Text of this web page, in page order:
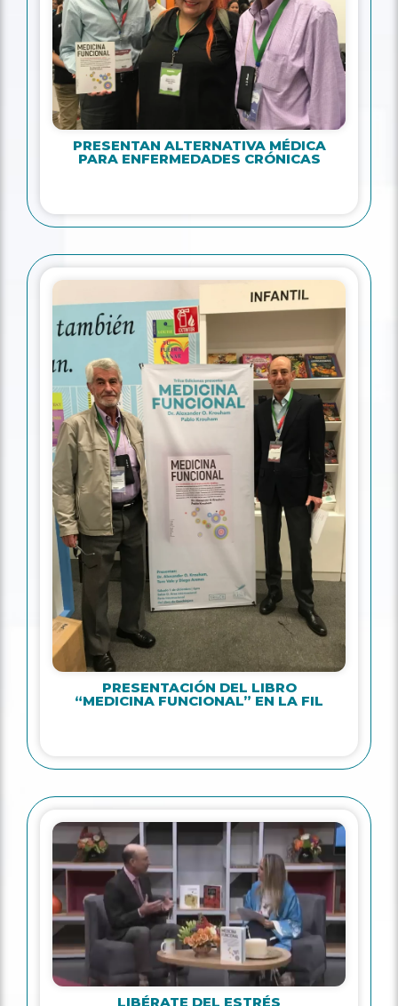
PRESENTAN ALTERNATIVA MÉDICA
PARA ENFERMEDADES CRÓNICAS
PRESENTACIÓN DEL LIBRO
“MEDICINA FUNCIONAL” EN LA FIL
LIBÉRATE DEL ESTRÉS